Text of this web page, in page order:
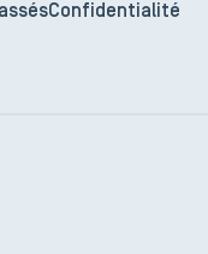
Confidentialité